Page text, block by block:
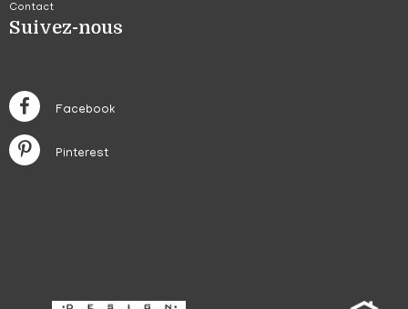
Contact
Suivez-nous
Facebook
Pinterest